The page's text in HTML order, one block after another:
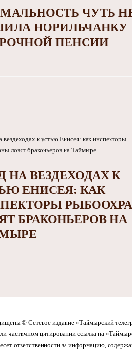
ЧУТЬ
НОРИЛЬЧАНКУ
ПЕНСИИ
НА ВЕЗДЕХОДАХ К
ЕНИСЕЯ: КАК
БРАКОНЬЕРОВ НА
© Сетевое издание «Таймырский
частичном цитировании ссылка на
ответственности за информацию,